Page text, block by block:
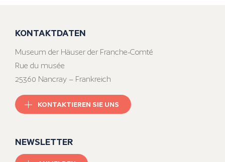
KONTAKTDATEN
Museum der Häuser der Franche-Comté
Rue du musée
25360 Nancray – Frankreich
KONTAKTIEREN SIE UNS
NEWSLETTER